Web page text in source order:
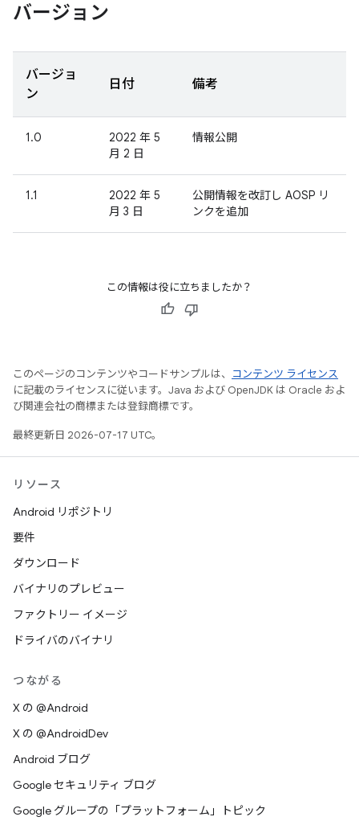
バージョン
バージョ
ン
日付 備考
1.0
2022 年 5
月 2 日
情報公開
1.1
2022 年 5
月 3 日
公開情報を改訂し AOSP リ
ンクを追加
この情報は役に立ちましたか？
このページのコンテンツやコードサンプルは、
コンテンツ ライセンス
に記載のライセンスに従います。Java および OpenJDK は Oracle およ
び関連会社の商標または登録商標です。
最終更新日 2026-07-17 UTC。
リソース
Android リポジトリ
要件
ダウンロード
バイナリのプレビュー
ファクトリー イメージ
ドライバのバイナリ
つながる
X の @Android
X の @AndroidDev
Android ブログ
Google セキュリティ ブログ
Google グループの「プラットフォーム」トピック